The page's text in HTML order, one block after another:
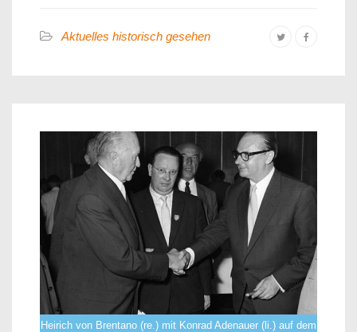
Aktuelles historisch gesehen
Heirich von Brentano (re.) mit Konrad Adenauer (li.) auf dem